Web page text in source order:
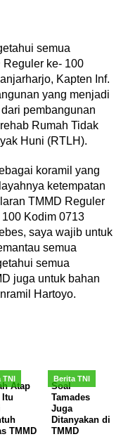
semua
Reguler ke- 100
Kapten Inf.
yang menjadi
pembangunan
Rumah Tidak
Huni (RTLH).
koramil yang
ketempatan
TMMD Reguler
100 Kodim 0713
saya wajib untuk
semua
semua
juga untuk bahan
Hartoyo.
TNI
Atap
Itu
TMMD
Berita TNI
Soal
Tamades
Juga
Ditanyakan di
TMMD